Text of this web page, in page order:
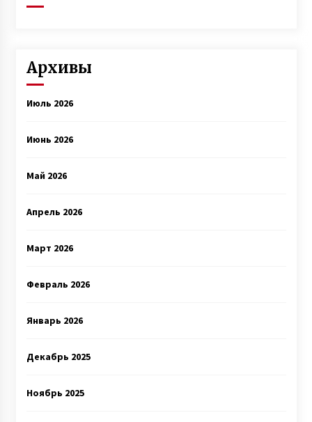
Архивы
Июль 2026
Июнь 2026
Май 2026
Апрель 2026
Март 2026
Февраль 2026
Январь 2026
Декабрь 2025
Ноябрь 2025